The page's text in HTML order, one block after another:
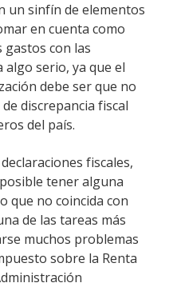
un sinfín de elementos
en cuenta como
gastos con las
serio, ya que el
debe ser que no
discrepancia fiscal
del país.
fiscales,
tener alguna
que no coincida con
de las tareas más
muchos problemas
sobre la Renta